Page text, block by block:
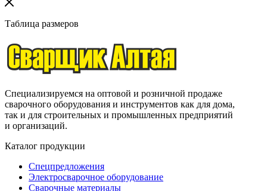
Таблица размеров
Специализируемся на оптовой и розничной продаже
сварочного оборудования и инструментов как для дома,
так и для строительных и промышленных предприятий
и организаций.
Каталог продукции
Спецпредложения
Электросварочное оборудование
Сварочные материалы